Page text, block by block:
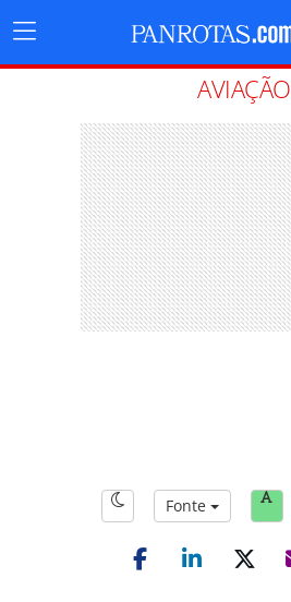
Menu
Principal
AVIAÇÃO
Fonte